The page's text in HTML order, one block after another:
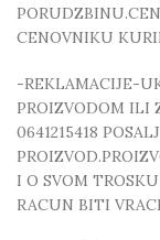
CENOVNIKU
-REKLAMACIJE-
PROIZVODOM ILI
0641215418
I O SVOM
RACUN BITI